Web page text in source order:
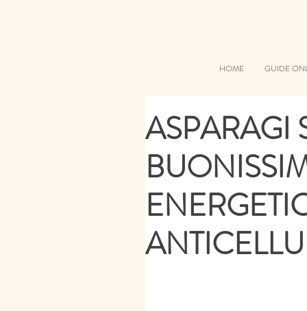
HOME GUIDE
ASPARAGI